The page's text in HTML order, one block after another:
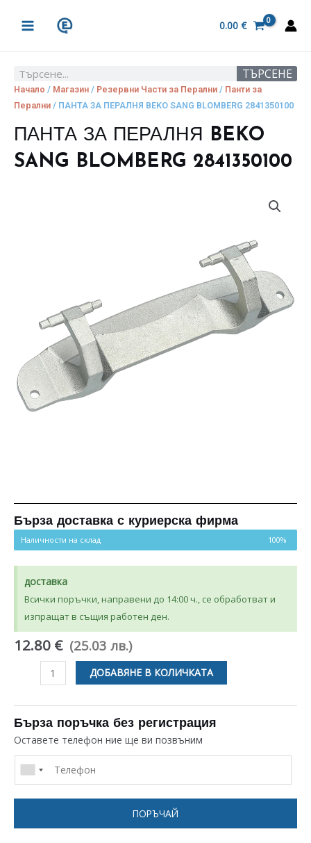
MENU
0.00 €
Search ТЪРСЕНЕ
Начало / Магазин / Резервни Части за Перални / Панти за
Перални / ПАНТА ЗА ПЕРАЛНЯ BEKO SANG BLOMBERG 2841350100
ПАНТА ЗА ПЕРАЛНЯ BEKO
SANG BLOMBERG 2841350100
Бърза доставка с куриерска фирма
Наличности на склад 100%
доставка
Всички поръчки, направени до 14:00 ч., се обработват и
изпращат в същия работен ден.
12.80 € (25.03 лв.)
количество
ПАНТА
ЗА
ПЕРАЛНЯ
BEKO
SANG
ДОБАВЯНЕ В КОЛИЧКАТА
Бърза поръчка без регистрация
Оставете телефон ние ще ви позвъним
ПОРЪЧАЙ